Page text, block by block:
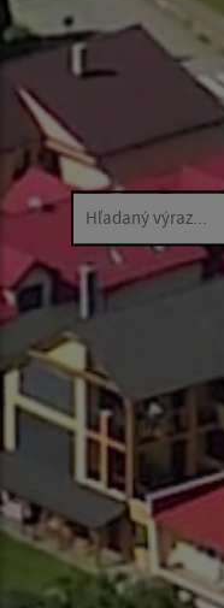
Hľadaný výraz...